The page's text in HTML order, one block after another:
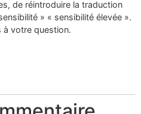
de réintroduire la traduction
» « sensibilité élevée ».
à votre question.